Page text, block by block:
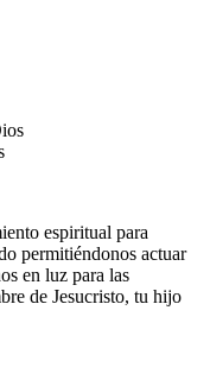
espiritual para
permitiéndonos actuar
en luz para las
de Jesucristo, tu hijo